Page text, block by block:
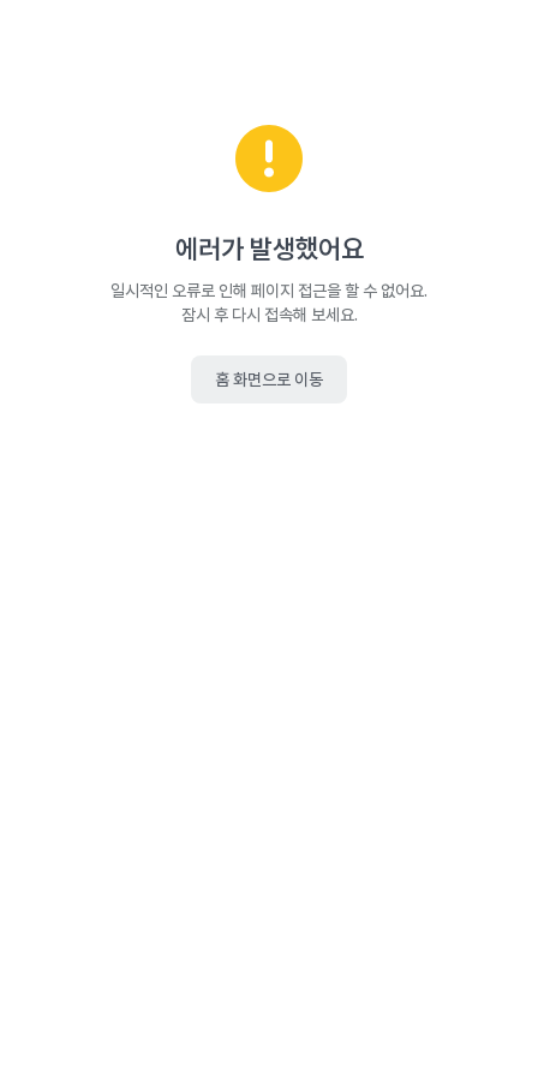
에러가 발생했어요
일시적인 오류로 인해 페이지 접근을 할 수 없어요.
잠시 후 다시 접속해 보세요.
홈 화면으로 이동